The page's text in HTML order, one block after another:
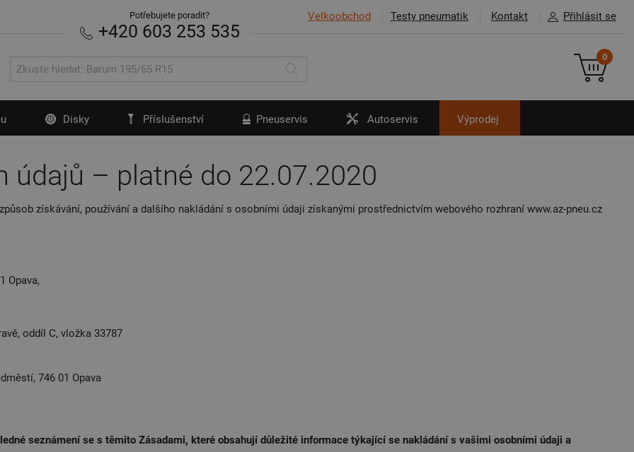
Velkoobchod Testy pneumatik Kontakt Přihlásit se
Potřebujete poradit?
+420 603 253 535
0
Disky Příslušenství Pneuservis Autoservis Výprodej
údajů – platné do 22.07.2020
získávání, používání a dalšího nakládání s osobními údaji získanými prostřednictvím webového rozhraní www.az-pneu.cz
Opava,
oddíl C, vložka 33787
746 01 Opava
seznámení se s těmito Zásadami, které obsahují důležité informace týkající se nakládání s vašimi osobními údaji a